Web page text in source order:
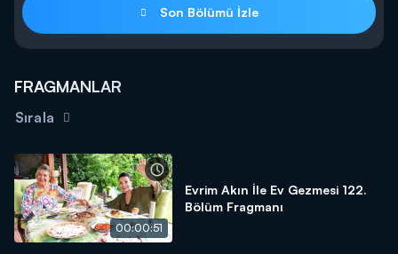
Son Bölümü İzle
FRAGMANLAR
Sırala
00:00:51
Evrim Akın İle Ev Gezmesi 122.
Bölüm Fragmanı